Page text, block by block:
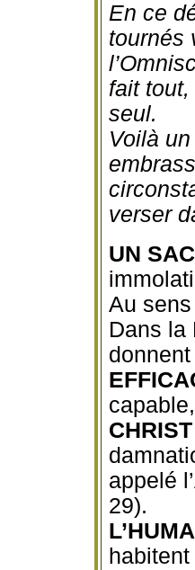
En ce
tournés
fait
seul.
Voilà
verser
UN
Au
Dans la
CHRIST
appelé
29).